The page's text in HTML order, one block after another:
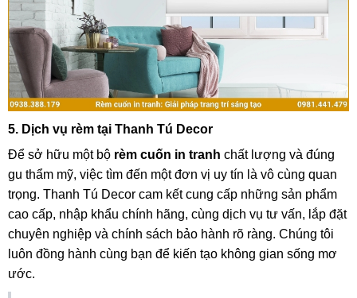
5. Dịch vụ rèm tại Thanh Tú Decor
Để sở hữu một bộ rèm cuốn in tranh chất lượng và đúng
gu thẩm mỹ, việc tìm đến một đơn vị uy tín là vô cùng quan
trọng. Thanh Tú Decor cam kết cung cấp những sản phẩm
cao cấp, nhập khẩu chính hãng, cùng dịch vụ tư vấn, lắp đặt
chuyên nghiệp và chính sách bảo hành rõ ràng. Chúng tôi
luôn đồng hành cùng bạn để kiến tạo không gian sống mơ
ước.